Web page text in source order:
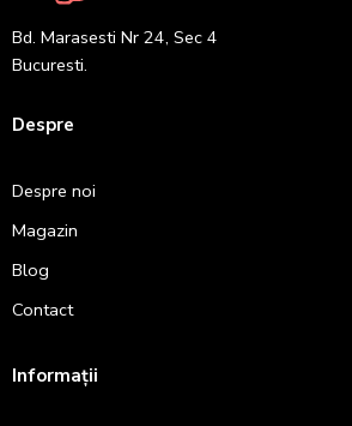
Bd. Marasesti Nr 24, Sec 4
Bucuresti.
Despre
Despre noi
Magazin
Blog
Contact
Informații